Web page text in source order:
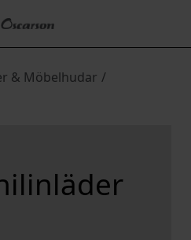
& Möbelhudar /